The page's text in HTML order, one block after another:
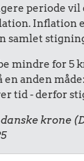
periode vil
Inflation
samlet
mindre for 5
en anden
tid - derfor
krone